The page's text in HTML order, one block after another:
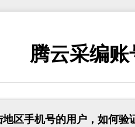
腾云采编
区手机号的用户，如何验